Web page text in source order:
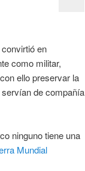
en
como militar,
ello preservar la
de compañía
ninguno tiene una
Mundial